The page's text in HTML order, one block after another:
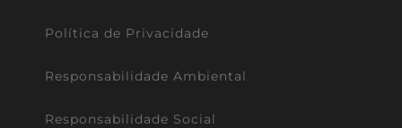
Política de Privacidade
Responsabilidade Ambiental
Responsabilidade Social